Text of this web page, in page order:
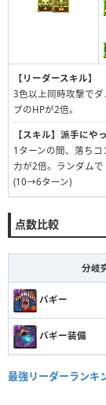
【リーダースキル】
3色以上同時攻撃で
プのHPが2倍。
【スキル】 派手にや
1ターンの間、落ち
力が2倍。ランダムで
(10→6ターン)
点数比較
分岐
バギー
バギー装備
最強リーダーランキ